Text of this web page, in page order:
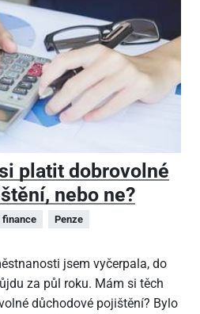
platit dobrovolné
nebo ne?
finance
Penze
jsem vyčerpala, do
za půl roku. Mám si těch
důchodové pojištění? Bylo